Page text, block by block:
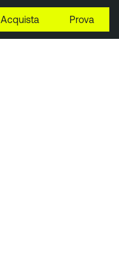
Acquista Prova